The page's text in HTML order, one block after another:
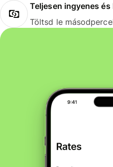
Teljesen ingyenes
Töltsd le